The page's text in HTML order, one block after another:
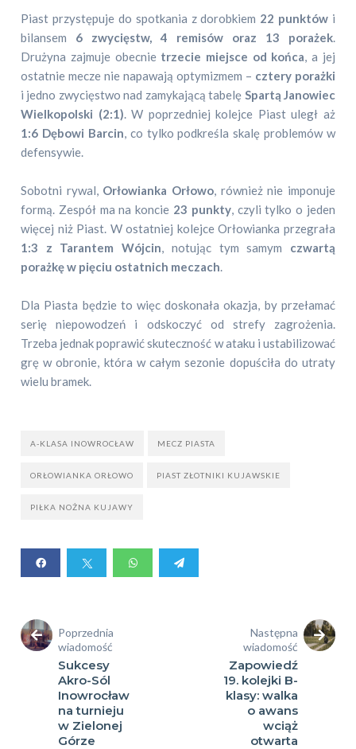
Piast przystępuje do spotkania z dorobkiem 22 punktów i
bilansem 6 zwycięstw, 4 remisów oraz 13 porażek.
Drużyna zajmuje obecnie trzecie miejsce od końca, a jej
ostatnie mecze nie napawają optymizmem – cztery porażki
i jedno zwycięstwo nad zamykającą tabelę Spartą Janowiec
Wielkopolski (2:1). W poprzedniej kolejce Piast uległ aż
1:6 Dębowi Barcin, co tylko podkreśla skalę problemów w
defensywie.
Sobotni rywal, Orłowianka Orłowo, również nie imponuje
formą. Zespół ma na koncie 23 punkty, czyli tylko o jeden
więcej niż Piast. W ostatniej kolejce Orłowianka przegrała
1:3 z Tarantem Wójcin, notując tym samym czwartą
porażkę w pięciu ostatnich meczach.
Dla Piasta będzie to więc doskonała okazja, by przełamać
serię niepowodzeń i odskoczyć od strefy zagrożenia.
Trzeba jednak poprawić skuteczność w ataku i ustabilizować
grę w obronie, która w całym sezonie dopuściła do utraty
wielu bramek.
A-KLASA INOWROCŁAW MECZ PIASTA
ORŁOWIANKA ORŁOWO PIAST ZŁOTNIKI KUJAWSKIE
PIŁKA NOŻNA KUJAWY
Poprzednia
wiadomość
Sukcesy
Akro-Sól
Inowrocław
na turnieju
w Zielonej
Górze
Następna
wiadomość
Zapowiedź
19. kolejki B-
klasy: walka
o awans
wciąż
otwarta